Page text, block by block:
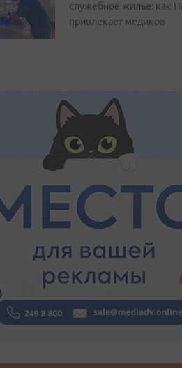
служебное жилье: как
привлекает медиков